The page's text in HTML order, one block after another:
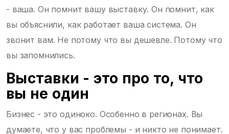
- ваша. Он помнит вашу выставку. Он помнит, как
вы объяснили, как работает ваша система. Он
звонит вам. Не потому что вы дешевле. Потому что
вы запомнились.
Выставки - это про то, что
вы не один
Бизнес - это одиноко. Особенно в регионах. Вы
думаете, что у вас проблемы - и никто не понимает.